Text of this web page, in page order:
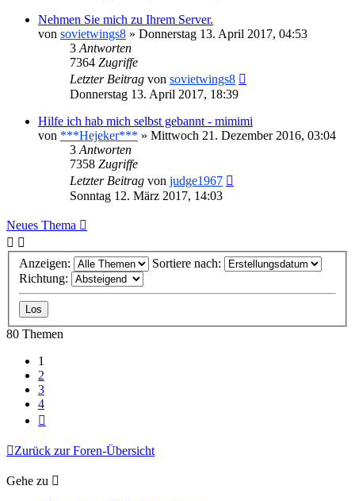
Nehmen Sie mich zu Ihrem Server.
von sovietwings8 » Donnerstag 13. April 2017, 04:53
3 Antworten
7364 Zugriffe
Letzter Beitrag von sovietwings8
Donnerstag 13. April 2017, 18:39
Hilfe ich hab mich selbst gebannt - mimimi
von ***Hejeker*** » Mittwoch 21. Dezember 2016, 03:04
3 Antworten
7358 Zugriffe
Letzter Beitrag von judge1967
Sonntag 12. März 2017, 14:03
Neues Thema
Anzeigen:
Sortiere nach:
Richtung:
80 Themen
1
2
3
4
Zurück zur Foren-Übersicht
Gehe zu